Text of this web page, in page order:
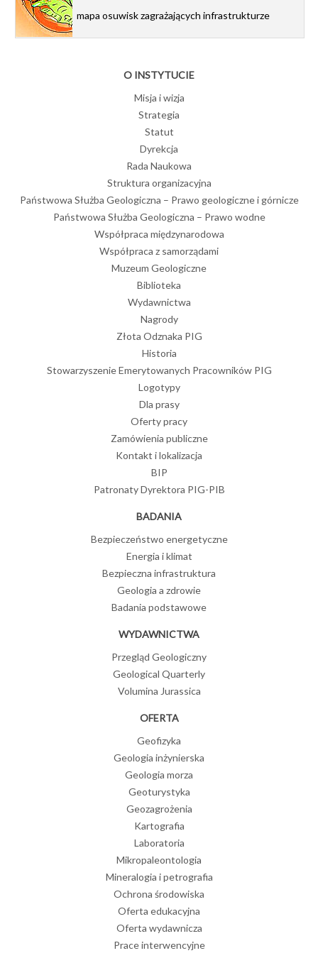
mapa osuwisk zagrażających infrastrukturze
O INSTYTUCIE
Misja i wizja
Strategia
Statut
Dyrekcja
Rada Naukowa
Struktura organizacyjna
Państwowa Służba Geologiczna – Prawo geologiczne i górnicze
Państwowa Służba Geologiczna – Prawo wodne
Współpraca międzynarodowa
Współpraca z samorządami
Muzeum Geologiczne
Biblioteka
Wydawnictwa
Nagrody
Złota Odznaka PIG
Historia
Stowarzyszenie Emerytowanych Pracowników PIG
Logotypy
Dla prasy
Oferty pracy
Zamówienia publiczne
Kontakt i lokalizacja
BIP
Patronaty Dyrektora PIG-PIB
BADANIA
Bezpieczeństwo energetyczne
Energia i klimat
Bezpieczna infrastruktura
Geologia a zdrowie
Badania podstawowe
WYDAWNICTWA
Przegląd Geologiczny
Geological Quarterly
Volumina Jurassica
OFERTA
Geofizyka
Geologia inżynierska
Geologia morza
Geoturystyka
Geozagrożenia
Kartografia
Laboratoria
Mikropaleontologia
Mineralogia i petrografia
Ochrona środowiska
Oferta edukacyjna
Oferta wydawnicza
Prace interwencyjne